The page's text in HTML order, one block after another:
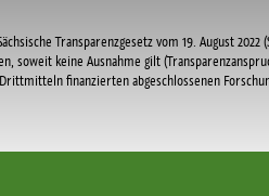
Transparenzgesetz vom 19. August
soweit keine Ausnahme gilt
finanzierten abgeschlossenen